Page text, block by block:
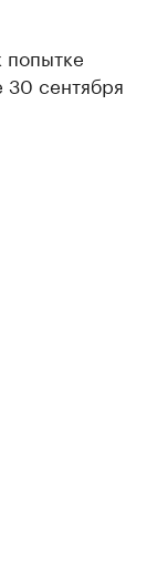
попытке
30 сентября